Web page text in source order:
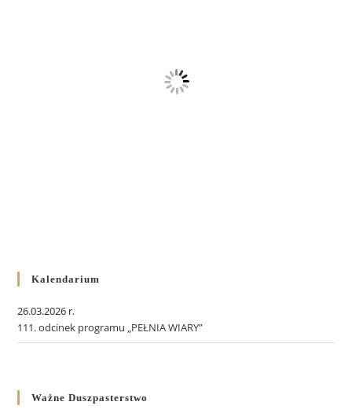
Kalendarium
26.03.2026 r.
111. odcinek programu „PEŁNIA WIARY”
Ważne Duszpasterstwo